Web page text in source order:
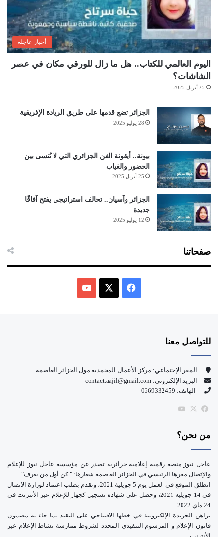
أخبار عاجلة
اليوم العالمي للكتاب.. هل ما زال للورقي مكان في عصر
الشاشات؟
25 أبريل 2025
الجزائر تضع قدمها على طريق الريادة الإفريقية
28 يوليو 2025
بيونة.. أيقونة الفن الجزائري التي لا تُنسى بين
الحضور والغياب
25 أبريل 2025
الجزائر وآسيان.. تحالف استراتيجي يفتح آفاقًا
جديدة
12 يوليو 2025
صفحاتنا
و
ك
للتواصل معنا
المقر الإجتماعي: مركز الأعمال المحمدية مول الجزائر العاصمة.
البريد الإلكتروني: contact.aajil@gmail.com
الهاتف: 0669332459
فيسبوك
‫X
من نحن؟
عاجل نيوز منصة رقمية إعلامية جزائرية تصدر عن مؤسسة عاجل نيوز للإعلام
والإتصال مقرها الرئيسي في الجزائر العاصمة شعارها: " كن أول من يعرف".
انطلق الموقع في العمل يوم 5 جويلية 2021، وتقدم بطلب اعتماد لوزارة الاتصال
في 14 جويلية 2021، وحصل على شهادة تسجيل كجهاز للإعلام عبر الأنترنت في
24 ماي 2022.
تراهن الجريدة الإلكترونية في خطها الافتتاحي على التقيد بما جاء به مضمون
قانون الإعلام و المرسوم التنفيذي المحدد لشروط ممارسة نشاط الإعلام عبر